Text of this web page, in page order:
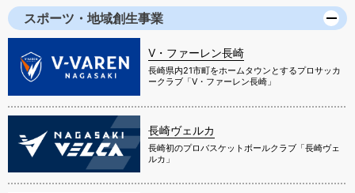
スポーツ・地域創生事業
V・ファーレン長崎
長崎県内21市町をホームタウンとするプロサッカ
ークラブ「V・ファーレン長崎」
長崎ヴェルカ
長崎初のプロバスケットボールクラブ「長崎ヴェ
ルカ」